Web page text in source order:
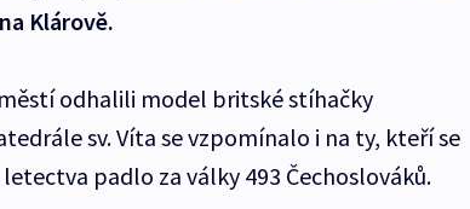
Klárově.
odhalili model britské stíhačky
sv. Víta se vzpomínalo i na ty, kteří se
padlo za války 493 Čechoslováků.